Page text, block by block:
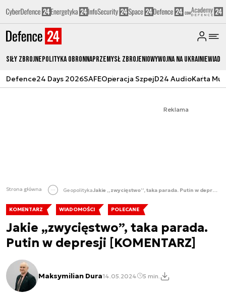
Siły zbrojnePolityka obronnaPrzemysł ZbrojeniowyWojna na Ukrainie
Defence24 Days 2026SAFEOperacja SzpejD24 AudioKarta
Reklama
Strona główna Geopolityka Jakie „zwycięstwo”, taka parada. Putin w depresji [KOMENTARZ]
KOMENTARZ WIADOMOŚCI POLECANE
Jakie „zwycięstwo”, taka parada.
Putin w depresji [KOMENTARZ]
Maksymilian Dura14.05.2024 5 min.